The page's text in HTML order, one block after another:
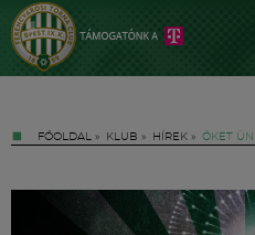
FŐOLDAL » KLUB » HÍREK » ŐKET